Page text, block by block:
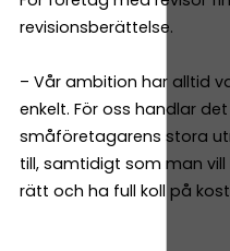
revisionsberättelse.
– Vår ambition har alltid
enkelt. För oss handlar
småföretagarens stora
till, samtidigt som man
rätt och ha full koll på